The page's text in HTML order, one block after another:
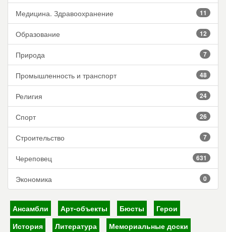
Медицина. Здравоохранение 11
Образование 12
Природа 7
Промышленность и транспорт 48
Религия 24
Спорт 26
Строительство 7
Череповец 631
Экономика 0
Ансамбли Арт-объекты Бюсты
Герои
История
Литература
Мемориальные доски